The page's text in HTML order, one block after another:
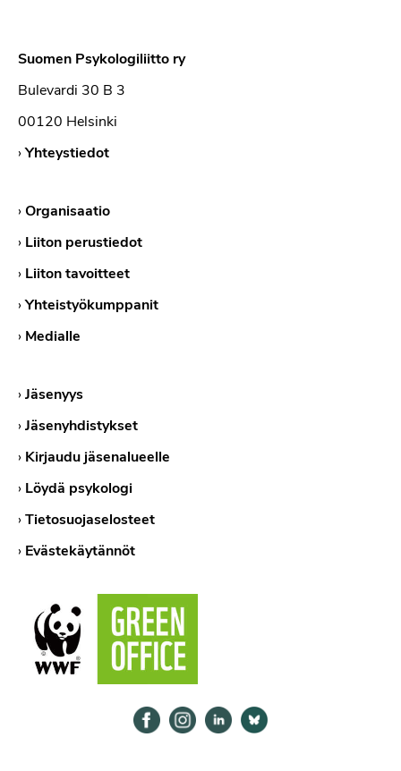
Suomen Psykologiliitto ry
Bulevardi 30 B 3
00120 Helsinki
›Yhteystiedot
›Organisaatio
› Liiton perustiedot
› Liiton tavoitteet
›Yhteistyökumppanit
› Medialle
›Jäsenyys
›Jäsenyhdistykset
› Kirjaudu jäsenalueelle
› Löydä psykologi
›Tietosuojaselosteet
› Evästekäytännöt